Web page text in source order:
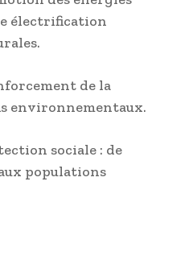
électrification
de la
environnementaux.
sociale : de
populations